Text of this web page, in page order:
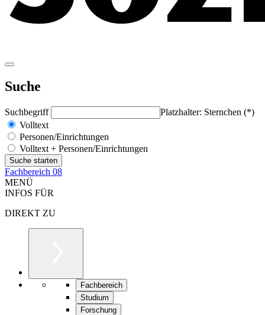
Suche
Suchbegriff
Platzhalter: Sternchen (*)
Volltext
Personen/Einrichtungen
Volltext + Personen/Einrichtungen
Fachbereich 08
MENÜ
INFOS FÜR
DIREKT ZU
Fachbereich
Studium
Forschung